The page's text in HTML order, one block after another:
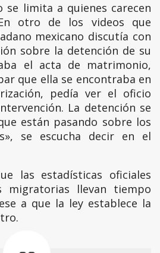
se limita a quienes carecen
otro de los videos que
mexicano discutía con
sobre la detención de su
el acta de matrimonio,
que ella se encontraba en
pedía ver el oficio
La detención se
están pasando sobre los
se escucha decir en el
las estadísticas oficiales
migratorias llevan tiempo
a que la ley establece la